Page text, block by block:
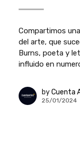
Compartimos
del arte, que
Burns, poeta y
influido en
by Cuenta
25/01/2024